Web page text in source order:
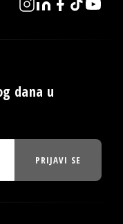
dana u
PRIJAVI SE